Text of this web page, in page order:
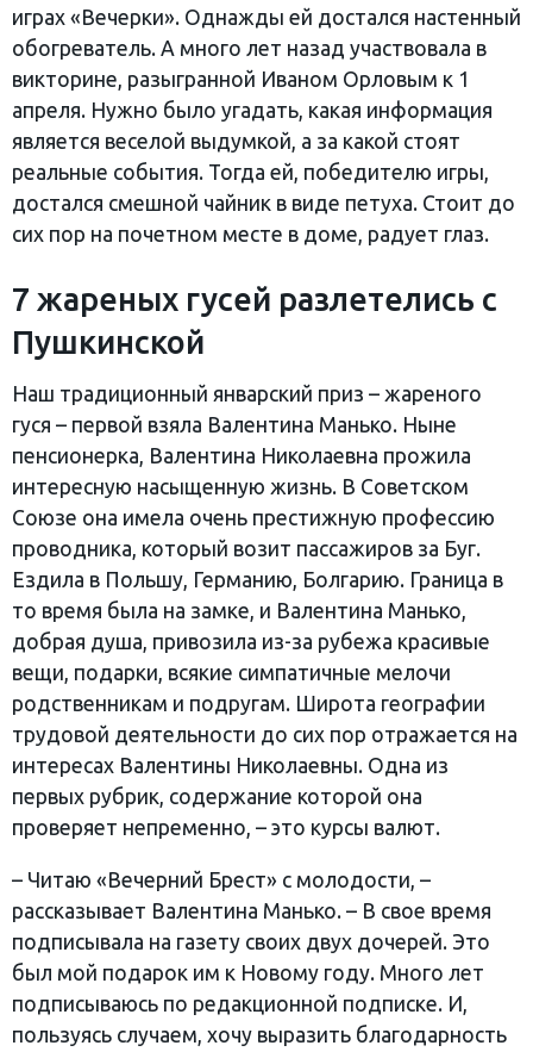
играх «Вечерки». Однажды ей достался настенный
обогреватель. А много лет назад участвовала в
викторине, разыгранной Иваном Орловым к 1
апреля. Нужно было угадать, какая информация
является веселой выдумкой, а за какой стоят
реальные события. Тогда ей, победителю игры,
достался смешной чайник в виде петуха. Стоит до
сих пор на почетном месте в доме, радует глаз.
7 жареных гусей разлетелись с
Пушкинской
Наш традиционный январский приз – жареного
гуся – первой взяла Валентина Манько. Ныне
пенсионерка, Валентина Николаевна прожила
интересную насыщенную жизнь. В Советском
Союзе она имела очень престижную профессию
проводника, который возит пассажиров за Буг.
Ездила в Польшу, Германию, Болгарию. Граница в
то время была на замке, и Валентина Манько,
добрая душа, привозила из-за рубежа красивые
вещи, подарки, всякие симпатичные мелочи
родственникам и подругам. Широта географии
трудовой деятельности до сих пор отражается на
интересах Валентины Николаевны. Одна из
первых рубрик, содержание которой она
проверяет непременно, – это курсы валют.
– Читаю «Вечерний Брест» с молодости, –
рассказывает Валентина Манько. – В свое время
подписывала на газету своих двух дочерей. Это
был мой подарок им к Новому году. Много лет
подписываюсь по редакционной подписке. И,
пользуясь случаем, хочу выразить благодарность